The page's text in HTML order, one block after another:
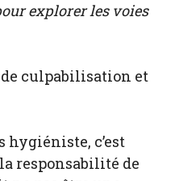
explorer les voies
culpabilisation et
hygiéniste, c’est
responsabilité de